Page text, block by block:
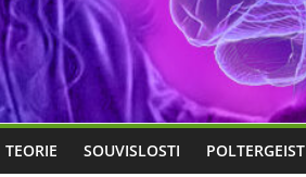
TEORIE SOUVISLOSTI POLTERGEIST